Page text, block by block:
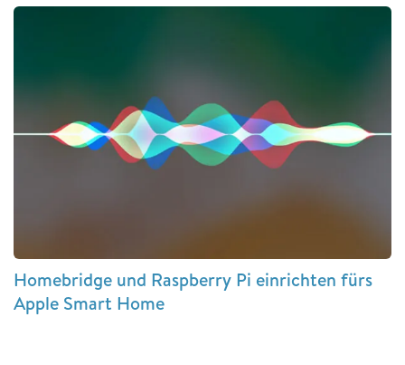
Homebridge und Raspberry Pi einrichten fürs
Apple Smart Home